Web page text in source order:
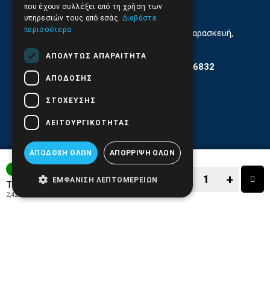
Τιμή: 3,00€
2,42€
+
Email:info@pds.com.gr
Εξυπηρέτηση Κοινού Δευτέρα έως Παρασκευή,
Αρ. ΓΕΜΗ 6204101000 | Αρ. ΕΜΠΑ 6832
που έχουν συλλέξει από τη χρήση των
υπηρεσιών τους από εσάς. Διαβάστε
περισσότερα
ΑΠΟΛΎΤΩΣ ΑΠΑΡΑΊΤΗΤΑ
ΑΠΌΔΟΣΗΣ
ΣΤΌΧΕΥΣΗΣ
ΛΕΙΤΟΥΡΓΙΚΌΤΗΤΑΣ
ΑΠΟΔΟΧΉ ΌΛΩΝ ΑΠΌΡΡΙΨΗ ΌΛΩΝ
ΕΜΦΆΝΙΣΗ ΛΕΠΤΟΜΕΡΕΙΏΝ